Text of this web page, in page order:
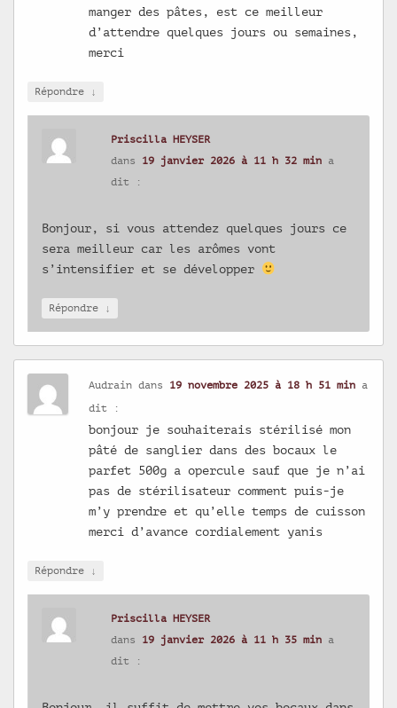
manger des pâtes, est ce meilleur
d’attendre quelques jours ou semaines,
merci
Répondre ↓
Priscilla HEYSER
dans 19 janvier 2026 à 11 h 32 min a
dit :
Bonjour, si vous attendez quelques jours ce
sera meilleur car les arômes vont
s’intensifier et se développer
Répondre ↓
Audrain dans 19 novembre 2025 à 18 h 51 min a
dit :
bonjour je souhaiterais stérilisé mon
pâté de sanglier dans des bocaux le
parfet 500g a opercule sauf que je n’ai
pas de stérilisateur comment puis-je
m’y prendre et qu’elle temps de cuisson
merci d’avance cordialement yanis
Répondre ↓
Priscilla HEYSER
dans 19 janvier 2026 à 11 h 35 min a
dit :